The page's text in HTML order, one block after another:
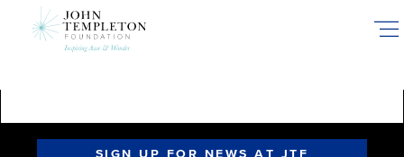
SIGN UP FOR NEWS AT JTF